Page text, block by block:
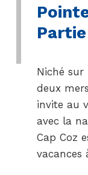
Niché sur
deux
invite au
avec la
Cap Coz
vacances